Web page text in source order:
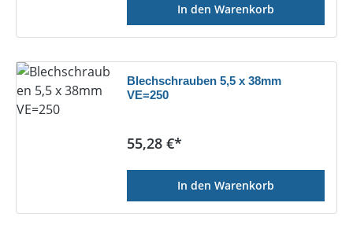
In den Warenkorb
Blechschrauben 5,5 x 38mm
VE=250
Regulärer Preis:
55,28 €*
In den Warenkorb